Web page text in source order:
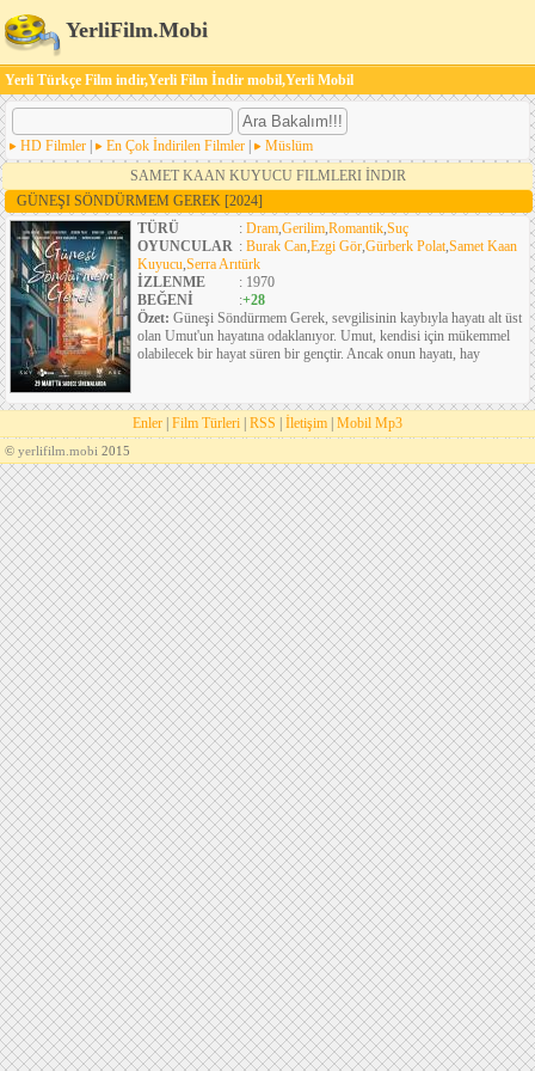
YerliFilm.Mobi
Yerli Türkçe Film indir,Yerli Film İndir mobil,Yerli Mobil
HD Filmler En Çok İndirilen Filmler
Müslüm
SAMET KAAN KUYUCU FILMLERI İNDIR
GÜNEŞI SÖNDÜRMEM GEREK [2024]
TÜRÜ
: Dram,Gerilim,Romantik,Suç
OYUNCULAR : Burak Can,Ezgi Gör,Gürberk Polat,Samet Kaan
Kuyucu,Serra Arıtürk
İZLENME
: 1970
BEĞENİ
:+28
Özet: Güneşi Söndürmem Gerek, sevgilisinin kaybıyla hayatı alt üst
olan Umut'un hayatına odaklanıyor. Umut, kendisi için mükemmel
olabilecek bir hayat süren bir gençtir. Ancak onun hayatı, hay
Enler Film Türleri RSS İletişim Mobil Mp3
© yerlifilm.mobi 2015